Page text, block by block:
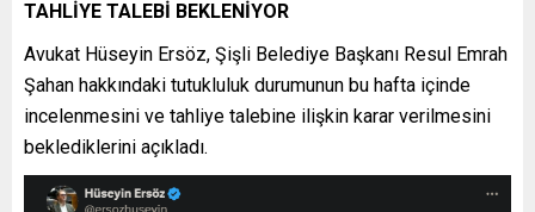
TAHLİYE TALEBİ BEKLENİYOR
Avukat Hüseyin Ersöz, Şişli Belediye Başkanı Resul Emrah
Şahan hakkındaki tutukluluk durumunun bu hafta içinde
incelenmesini ve tahliye talebine ilişkin karar verilmesini
beklediklerini açıkladı.